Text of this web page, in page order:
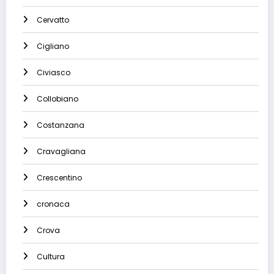
Cervatto
Cigliano
Civiasco
Collobiano
Costanzana
Cravagliana
Crescentino
cronaca
Crova
Cultura